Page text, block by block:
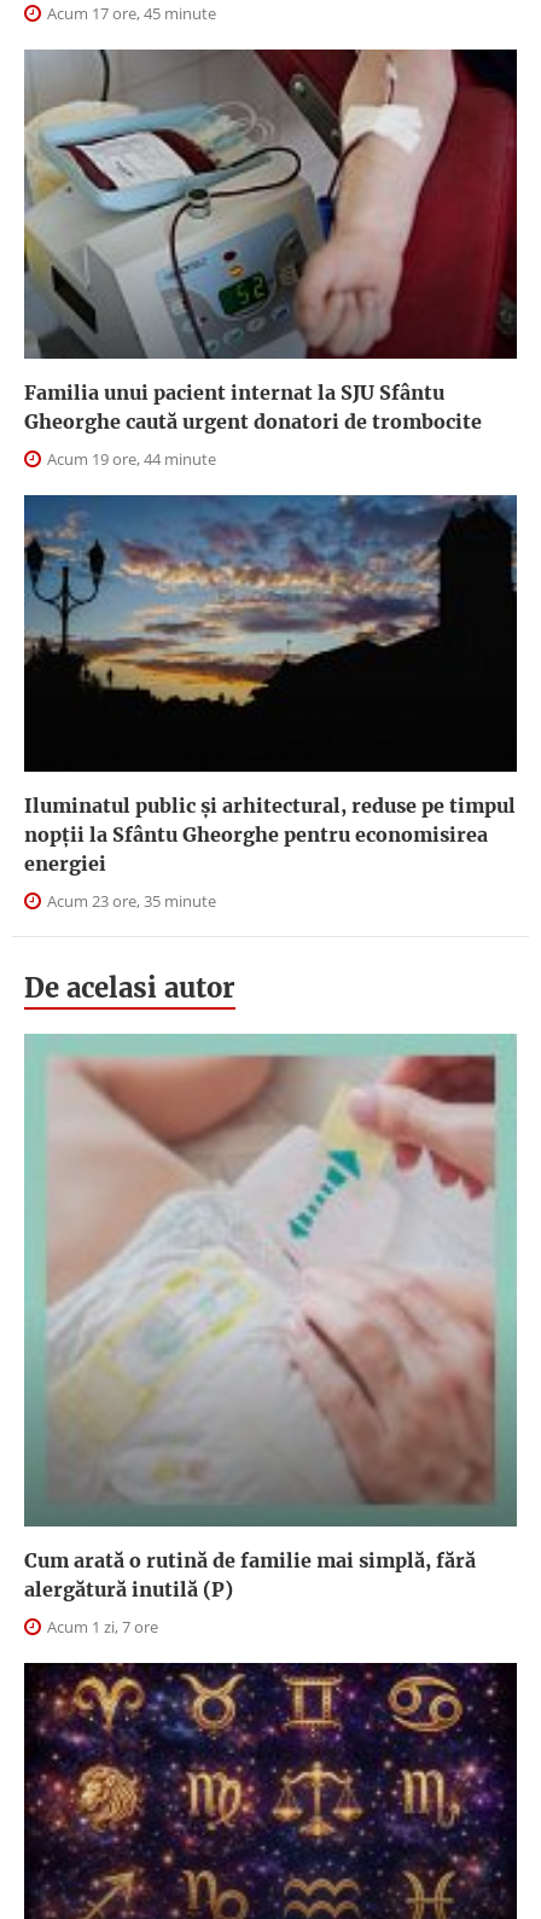
Acum 17 ore, 45 minute
Familia unui pacient internat la SJU Sfântu
Gheorghe caută urgent donatori de trombocite
Acum 19 ore, 44 minute
Iluminatul public şi arhitectural, reduse pe timpul
nopţii la Sfântu Gheorghe pentru economisirea
energiei
Acum 23 ore, 35 minute
De acelasi autor
Cum arată o rutină de familie mai simplă, fără
alergătură inutilă (P)
Acum 1 zi, 7 ore